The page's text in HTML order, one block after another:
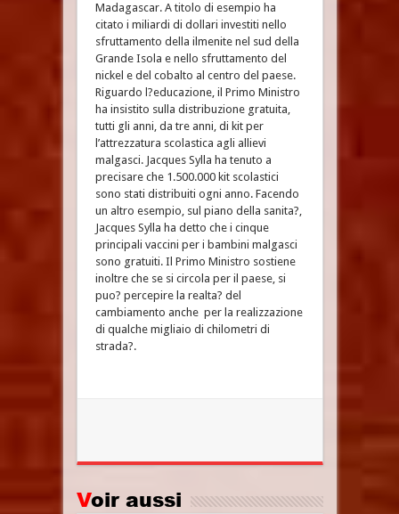
Madagascar. A titolo di esempio ha
citato i miliardi di dollari investiti nello
sfruttamento della ilmenite nel sud della
Grande Isola e nello sfruttamento del
nickel e del cobalto al centro del paese.
Riguardo l?educazione, il Primo Ministro
ha insistito sulla distribuzione gratuita,
tutti gli anni, da tre anni, di kit per
l’attrezzatura scolastica agli allievi
malgasci. Jacques Sylla ha tenuto a
precisare che 1.500.000 kit scolastici
sono stati distribuiti ogni anno. Facendo
un altro esempio, sul piano della sanita?,
Jacques Sylla ha detto che i cinque
principali vaccini per i bambini malgasci
sono gratuiti. Il Primo Ministro sostiene
inoltre che se si circola per il paese, si
puo? percepire la realta? del
cambiamento anche per la realizzazione
di qualche migliaio di chilometri di
strada?.
Voir aussi